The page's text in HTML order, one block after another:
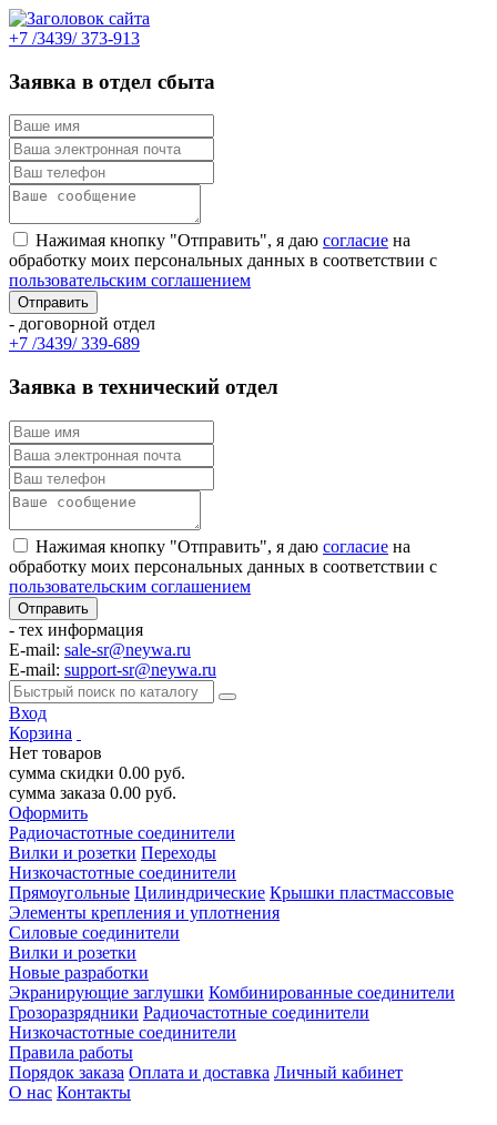
+7 /3439/ 373-913
Заявка в отдел сбыта
Нажимая кнопку "Отправить", я даю согласие на
обработку моих персональных данных в соответствии с
пользовательским соглашением
- договорной отдел
+7 /3439/ 339-689
Заявка в технический отдел
Нажимая кнопку "Отправить", я даю согласие на
обработку моих персональных данных в соответствии с
пользовательским соглашением
- тех информация
E-mail: sale-sr@neywa.ru
E-mail: support-sr@neywa.ru
Вход
Корзина
Нет товаров
сумма скидки 0.00 руб.
сумма заказа 0.00 руб.
Оформить
Радиочастотные соединители
Вилки и розетки Переходы
Низкочастотные соединители
Прямоугольные Цилиндрические Крышки пластмассовые
Элементы крепления и уплотнения
Силовые соединители
Вилки и розетки
Новые разработки
Экранирующие заглушки Комбинированные соединители
Грозоразрядники Радиочастотные соединители
Низкочастотные соединители
Правила работы
Порядок заказа Оплата и доставка Личный кабинет
О нас Контакты